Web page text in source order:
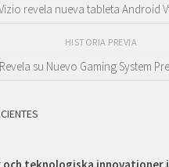
revela nueva tableta Android
HISTORIA PREVIA
su Nuevo Gaming System